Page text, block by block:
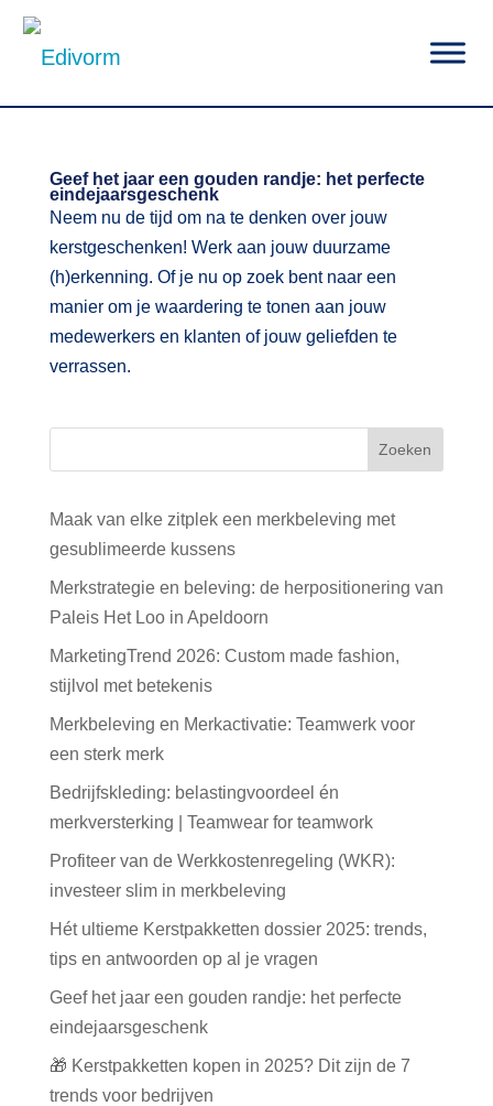
Geef het jaar een gouden randje: het perfecte
eindejaarsgeschenk
Neem nu de tijd om na te denken over jouw
kerstgeschenken! Werk aan jouw duurzame
(h)erkenning. Of je nu op zoek bent naar een
manier om je waardering te tonen aan jouw
medewerkers en klanten of jouw geliefden te
verrassen.
Maak van elke zitplek een merkbeleving met
gesublimeerde kussens
Merkstrategie en beleving: de herpositionering van
Paleis Het Loo in Apeldoorn
MarketingTrend 2026: Custom made fashion,
stijlvol met betekenis
Merkbeleving en Merkactivatie: Teamwerk voor
een sterk merk
Bedrijfskleding: belastingvoordeel én
merkversterking | Teamwear for teamwork
Profiteer van de Werkkostenregeling (WKR):
investeer slim in merkbeleving
Hét ultieme Kerstpakketten dossier 2025: trends,
tips en antwoorden op al je vragen
Geef het jaar een gouden randje: het perfecte
eindejaarsgeschenk
🎁 Kerstpakketten kopen in 2025? Dit zijn de 7
trends voor bedrijven